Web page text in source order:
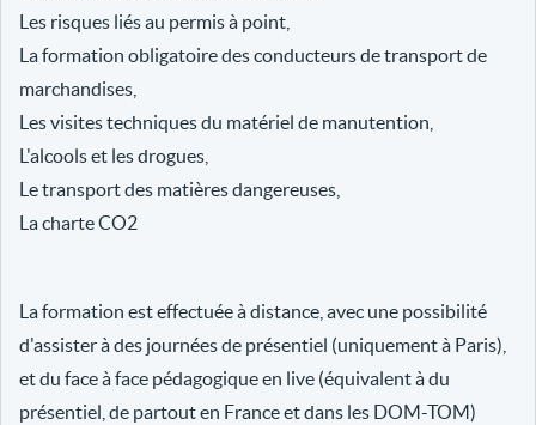
Les risques liés au permis à point,
La formation obligatoire des conducteurs de transport de
marchandises,
Les visites techniques du matériel de manutention,
L'alcools et les drogues,
Le transport des matières dangereuses,
La charte CO2
La formation est effectuée à distance, avec une possibilité
d'assister à des journées de présentiel (uniquement à Paris),
et du face à face pédagogique en live (équivalent à du
présentiel, de partout en France et dans les DOM-TOM)